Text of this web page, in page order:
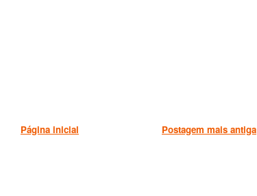
Postagem mais antiga
Página inicial